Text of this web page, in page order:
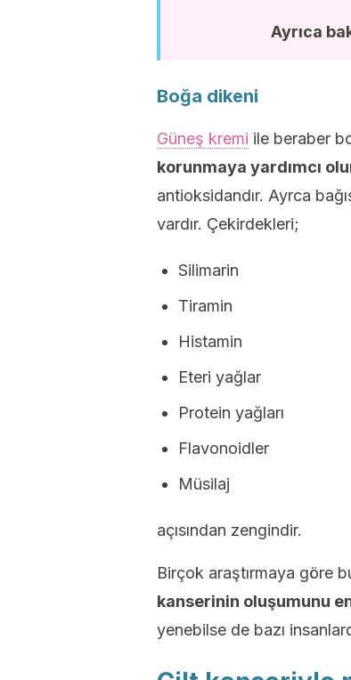
Ayrıca
Boğa dikeni
Güneş kremi ile beraber
korunmaya yardımcı
antioksidandır. Ayrca
vardır. Çekirdekleri;
Silimarin
Tiramin
Histamin
Eteri yağlar
Protein yağları
Flavonoidler
Müsilaj
açısından zengindir.
Birçok araştırmaya göre
kanserinin oluşumunu
yenebilse de bazı